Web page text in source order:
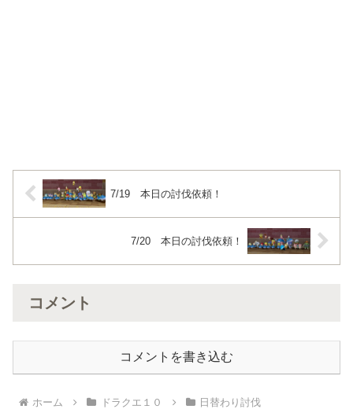
7/19 本日の討伐依頼！
7/20 本日の討伐依頼！
コメント
コメントを書き込む
ホーム ドラクエ１０ 日替わり討伐